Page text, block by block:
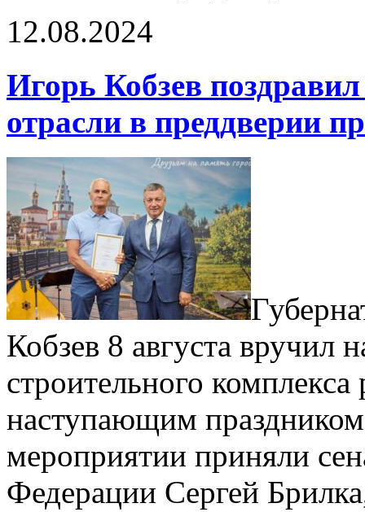
12.08.2024
Игорь Кобзев
отрасли в преддверии
Кобзев 8 августа вручил
строительного
наступающим
мероприятии приняли
Федерации Сергей